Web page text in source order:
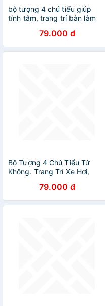
bộ tượng 4 chú tiểu giúp
tĩnh tâm, trang trí bàn làm
79.000 đ
Bộ Tượng 4 Chú Tiểu Tứ
Không. Trang Trí Xe Hơi,
79.000 đ